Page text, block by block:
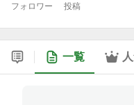
フォロワー 投稿
一覧